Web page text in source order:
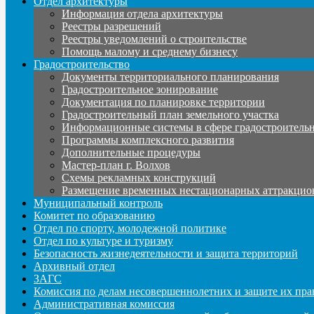
Информация отдела архитектуры
Реестры разрешений
Реестры уведомлений о строительстве
Помощь малому и среднему бизнесу
Градостроительство
Документы территориального планирования
Градостроительное зонирование
Документация по планировке территории
Градостроительный план земельного участка
Информационные системы в сфере
Программы комплексного развития
Дополнительные процедуры
Мастер-план г. Волхов
Схемы рекламных конструкций
Размещение временных нестационарных
Муниципальный контроль
Комитет по образованию
Отдел по спорту, молодежной политике
Отдел по культуре и туризму
Безопасность жизнедеятельности и защита территорий
Архивный отдел
ЗАГС
Комиссия по делам несовершеннолетних и защите их
Административная комиссия